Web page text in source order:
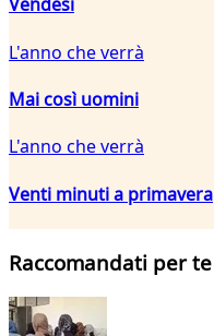
Vendesi
L'anno che verrà
Mai così uomini
L'anno che verrà
Venti minuti a primavera
Raccomandati per te